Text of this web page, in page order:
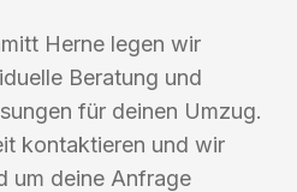
Herne legen wir
Beratung und
für deinen Umzug.
kontaktieren und wir
um deine Anfrage